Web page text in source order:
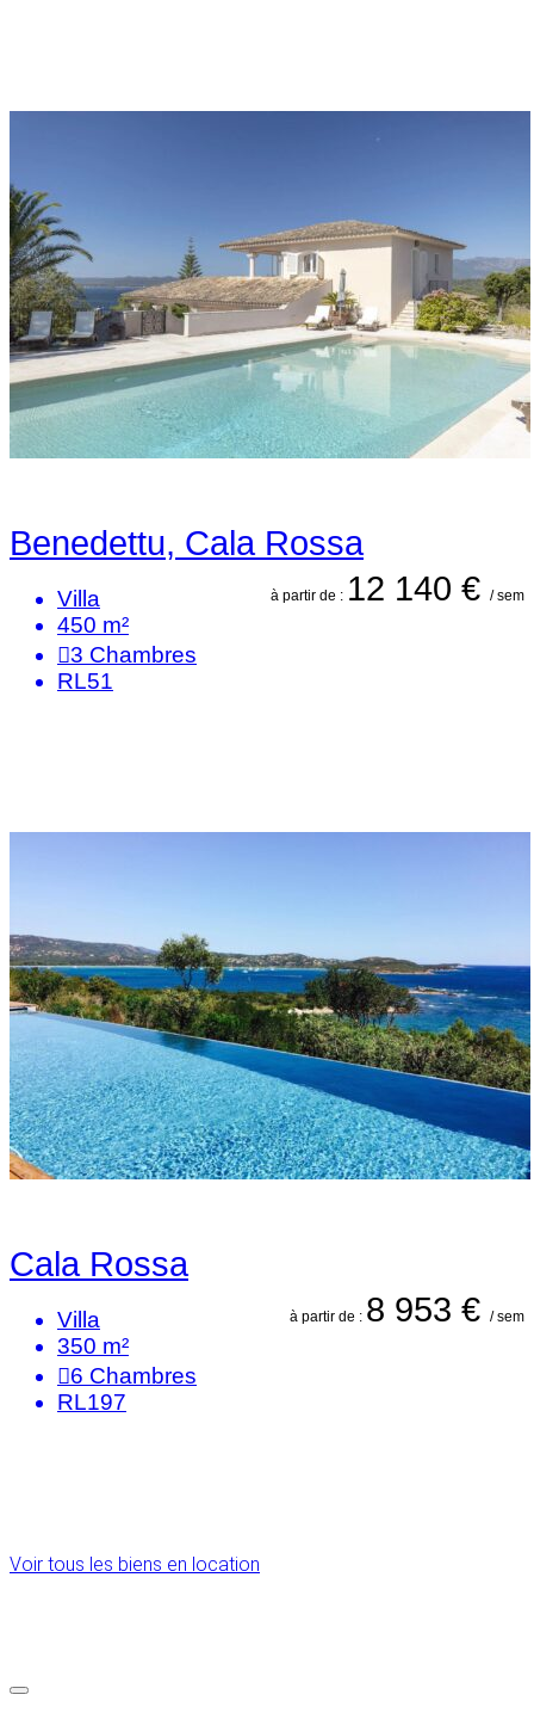
Benedettu, Cala Rossa
à partir de : 12 140 € / sem
Villa
450 m²
3 Chambres
RL51
Cala Rossa
à partir de : 8 953 € / sem
Villa
350 m²
6 Chambres
RL197
Voir tous les biens en location